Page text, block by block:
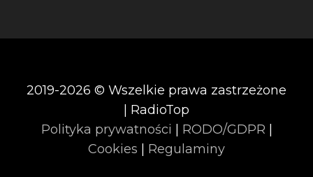
2019-2026 © Wszelkie prawa zastrzeżone
| RadioTop
Polityka prywatności | RODO/GDPR |
Cookies | Regulaminy